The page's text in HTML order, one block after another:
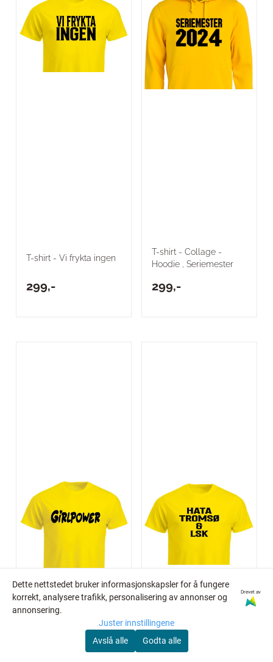
T-shirt - Vi frykta ingen
299,-
T-shirt - Collage -
Hoodie , Seriemester
299,-
Dette nettstedet bruker informasjonskapsler for å fungere
korrekt, analysere trafikk, personalisering av annonser og
annonsering.
Drevet av
Juster innstillingene
Avslå alle
Godta alle